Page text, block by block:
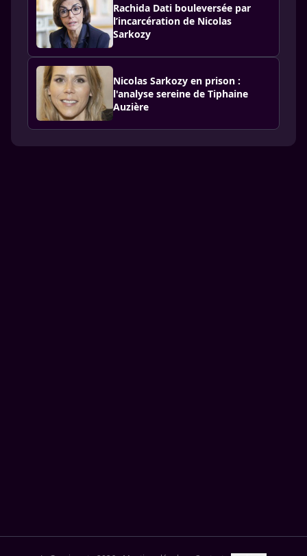
Rachida Dati bouleversée par
l’incarcération de Nicolas
Sarkozy
Nicolas Sarkozy en prison :
l'analyse sereine de Tiphaine
Auzière